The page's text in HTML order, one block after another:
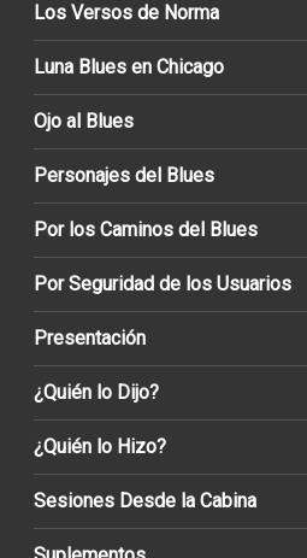
Los Versos de Norma
Luna Blues en Chicago
Ojo al Blues
Personajes del Blues
Por los Caminos del Blues
Por Seguridad de los Usuarios
Presentación
¿Quién lo Dijo?
¿Quién lo Hizo?
Sesiones Desde la Cabina